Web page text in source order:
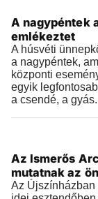
2026.04.03 |10:22
A nagypéntek
emlékeztet
A húsvéti
a nagypéntek,
központi
egyik
a csendé, a
2026.03.28 |10:24
Az Ismerős
mutatnak az
Az Újszínházban